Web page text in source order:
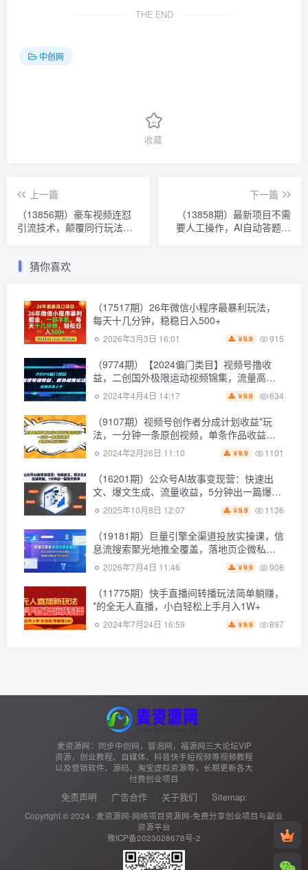
THE END
中创网
收藏
上一篇
（13856期）豪车视频连怼
引流技术，颠覆同行玩法，
下一篇
（13858期）最新项目不需
要人工操作，AI自动答题，
猜你喜欢
（17517期）26年微信小程序最暴利玩法，
每天十几分钟，稳稳日入500+
2026年3月3日 16:01 ￥9.9 915
（9774期）【2024偏门类目】视频号撸收
益，二创国外极限运动视频锦集，流量高易
上手
2024年4月4日 14:17 ￥9.9 634
（9107期）视频号创作者分成计划收益*玩
法，一分钟一条原创视频，单条作品收益
500+
2024年2月26日 11:10 ￥9.9 1101
（16201期）公众号AI故事变现营：快速出
文、爆文生成、流量收益，5分钟出一篇爆文
故事
2025年10月8日 12:07 ￥9.9 1136
（19181期）巨量引擎全渠道投放实操课，信
息流搜索聚光地推全覆盖，落地页企微私信
引流全套教学
2026年7月4日 11:46 ￥9.9 908
（11775期）快手直播间转播玩法简单躺赚，
*的全无人直播，小白轻松上手月入1W+
2024年7月24日 16:59 ￥9.9 897
麦资源网：同步中创网，冒泡网，福源网三大论坛VIP
资源，创业教程、自媒体、抖音快手短视频等视频教程
以及营销软件、源码、淘宝虚拟资源等，长期更新各大
付费创业项目
免责声明 广告合作 关于我们 Sitemap:
Copyright © 2024 · 麦资源网-网络项目资源网-免费分享创业项目与副业
资源平台
豫ICP备2023028678号-2